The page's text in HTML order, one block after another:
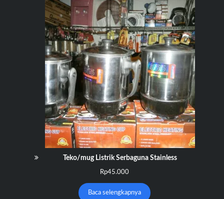
Teko/mug Listrik Serbaguna Stainless
Rp45.000
Baca selengkapnya